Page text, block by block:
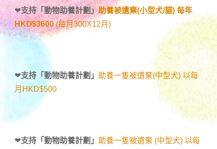
❤支持「動物助養計劃」助養被遺棄(小型犬/貓) 每年
HKD$3600(每月300X12月)
❤支持「動物助養計劃 」 助養一隻被遺棄(中型犬) 以每
月HKD$500
❤支持「動物助養計劃 」 助養一隻被遺棄 (中型犬) 以每